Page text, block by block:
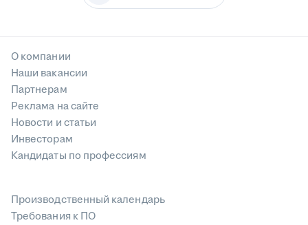
О компании
Наши вакансии
Партнерам
Реклама на сайте
Новости и статьи
Инвесторам
Кандидаты по профессиям
Производственный календарь
Требования к ПО